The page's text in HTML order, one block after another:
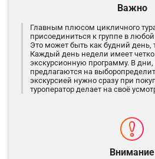
Важно
Главным плюсом цикличного
присоединиться к группе в
Это может быть как будний день,
Каждый день недели имеет
экскурсионную программу. В дни,
предлагаются на
экскурсией нужно сразу при
туроператор делает на своё
Внимание